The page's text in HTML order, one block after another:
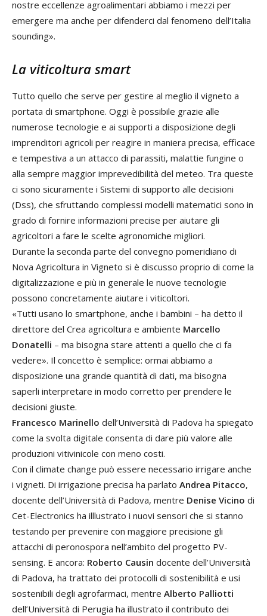
nostre eccellenze agroalimentari abbiamo i mezzi per
emergere ma anche per difenderci dal fenomeno dell’Italia
sounding».
La viticoltura smart
Tutto quello che serve per gestire al meglio il vigneto a
portata di smartphone. Oggi è possibile grazie alle
numerose tecnologie e ai supporti a disposizione degli
imprenditori agricoli per reagire in maniera precisa, efficace
e tempestiva a un attacco di parassiti, malattie fungine o
alla sempre maggior imprevedibilità del meteo. Tra queste
ci sono sicuramente i Sistemi di supporto alle decisioni
(Dss), che sfruttando complessi modelli matematici sono in
grado di fornire informazioni precise per aiutare gli
agricoltori a fare le scelte agronomiche migliori.
Durante la seconda parte del convegno pomeridiano di
Nova Agricoltura in Vigneto si è discusso proprio di come la
digitalizzazione e più in generale le nuove tecnologie
possono concretamente aiutare i viticoltori.
«Tutti usano lo smartphone, anche i bambini – ha detto il
direttore del Crea agricoltura e ambiente Marcello
Donatelli – ma bisogna stare attenti a quello che ci fa
vedere». Il concetto è semplice: ormai abbiamo a
disposizione una grande quantità di dati, ma bisogna
saperli interpretare in modo corretto per prendere le
decisioni giuste.
Francesco Marinello dell’Università di Padova ha spiegato
come la svolta digitale consenta di dare più valore alle
produzioni vitivinicole con meno costi.
Con il climate change può essere necessario irrigare anche
i vigneti. Di irrigazione precisa ha parlato Andrea Pitacco,
docente dell’Università di Padova, mentre Denise Vicino di
Cet-Electronics ha illlustrato i nuovi sensori che si stanno
testando per prevenire con maggiore precisione gli
attacchi di peronospora nell’ambito del progetto PV-
sensing. E ancora: Roberto Causin docente dell’Università
di Padova, ha trattato dei protocolli di sostenibilità e usi
sostenibili degli agrofarmaci, mentre Alberto Palliotti
dell’Università di Perugia ha illustrato il contributo dei